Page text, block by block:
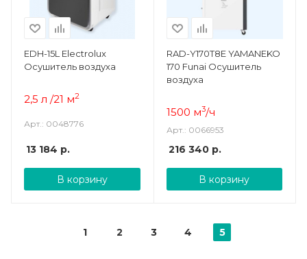
EDH-15L Electrolux
Осушитель воздуха
2,5 л /21 м2
Арт.: 0048776
13 184 р.
В корзину
RAD-Y170T8E YAMANEKO
170 Funai Осушитель
воздуха
1500 м3/ч
Арт.: 0066953
216 340р.
В корзину
1 2 3 4 5